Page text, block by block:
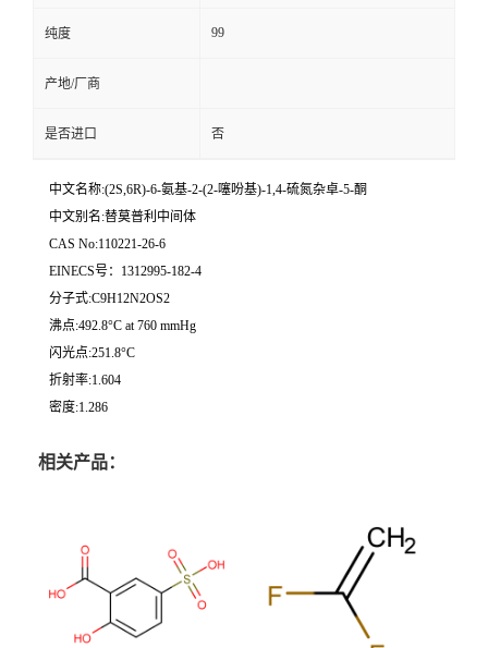
纯度 99
产地/厂商
是否进口 否
中文名称:(2S,6R)-6-氨基-2-(2-噻吩基)-1,4-硫氮杂卓-5-酮
中文别名:替莫普利中间体
CAS No:110221-26-6
EINECS号：1312995-182-4
分子式:C9H12N2OS2
沸点:492.8°C at 760 mmHg
闪光点:251.8°C
折射率:1.604
密度:1.286
相关产品：